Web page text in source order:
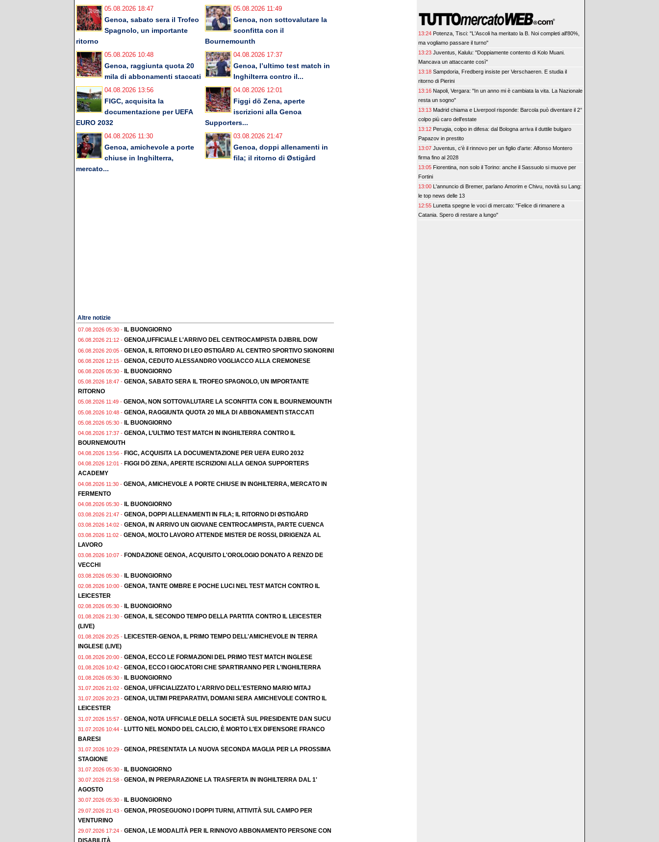
05.08.2026 18:47
Genoa, sabato sera il Trofeo
Spagnolo, un importante
ritorno
05.08.2026 11:49
Genoa, non sottovalutare la
sconfitta con il
Bournemounth
05.08.2026 10:48
Genoa, raggiunta quota 20
mila di abbonamenti staccati
04.08.2026 17:37
Genoa, l’ultimo test match in
Inghilterra contro il...
04.08.2026 13:56
FIGC, acquisita la
documentazione per UEFA
EURO 2032
04.08.2026 12:01
Figgi dö Zena, aperte
iscrizioni alla Genoa
Supporters...
04.08.2026 11:30
Genoa, amichevole a porte
chiuse in Inghilterra,
mercato...
03.08.2026 21:47
Genoa, doppi allenamenti in
fila; il ritorno di Østigård
Altre notizie
07.08.2026 05:30 - IL BUONGIORNO
06.08.2026 21:12 - GENOA,UFFICIALE L'ARRIVO DEL CENTROCAMPISTA DJIBRIL DOW
06.08.2026 20:05 - GENOA, IL RITORNO DI LEO ØSTIGÅRD AL CENTRO SPORTIVO SIGNORINI
06.08.2026 12:15 - GENOA, CEDUTO ALESSANDRO VOGLIACCO ALLA CREMONESE
06.08.2026 05:30 - IL BUONGIORNO
05.08.2026 18:47 - GENOA, SABATO SERA IL TROFEO SPAGNOLO, UN IMPORTANTE
RITORNO
05.08.2026 11:49 - GENOA, NON SOTTOVALUTARE LA SCONFITTA CON IL BOURNEMOUNTH
05.08.2026 10:48 - GENOA, RAGGIUNTA QUOTA 20 MILA DI ABBONAMENTI STACCATI
05.08.2026 05:30 - IL BUONGIORNO
04.08.2026 17:37 - GENOA, L’ULTIMO TEST MATCH IN INGHILTERRA CONTRO IL
BOURNEMOUTH
04.08.2026 13:56 - FIGC, ACQUISITA LA DOCUMENTAZIONE PER UEFA EURO 2032
04.08.2026 12:01 - FIGGI DÖ ZENA, APERTE ISCRIZIONI ALLA GENOA SUPPORTERS
ACADEMY
04.08.2026 11:30 - GENOA, AMICHEVOLE A PORTE CHIUSE IN INGHILTERRA, MERCATO IN
FERMENTO
04.08.2026 05:30 - IL BUONGIORNO
03.08.2026 21:47 - GENOA, DOPPI ALLENAMENTI IN FILA; IL RITORNO DI ØSTIGÅRD
03.08.2026 14:02 - GENOA, IN ARRIVO UN GIOVANE CENTROCAMPISTA, PARTE CUENCA
03.08.2026 11:02 - GENOA, MOLTO LAVORO ATTENDE MISTER DE ROSSI, DIRIGENZA AL
LAVORO
03.08.2026 10:07 - FONDAZIONE GENOA, ACQUISITO L'OROLOGIO DONATO A RENZO DE
VECCHI
03.08.2026 05:30 - IL BUONGIORNO
02.08.2026 10:00 - GENOA, TANTE OMBRE E POCHE LUCI NEL TEST MATCH CONTRO IL
LEICESTER
02.08.2026 05:30 - IL BUONGIORNO
01.08.2026 21:30 - GENOA, IL SECONDO TEMPO DELLA PARTITA CONTRO IL LEICESTER
(LIVE)
01.08.2026 20:25 - LEICESTER-GENOA, IL PRIMO TEMPO DELL'AMICHEVOLE IN TERRA
INGLESE (LIVE)
01.08.2026 20:00 - GENOA, ECCO LE FORMAZIONI DEL PRIMO TEST MATCH INGLESE
01.08.2026 10:42 - GENOA, ECCO I GIOCATORI CHE SPARTIRANNO PER L'INGHILTERRA
01.08.2026 05:30 - IL BUONGIORNO
31.07.2026 21:02 - GENOA, UFFICIALIZZATO L'ARRIVO DELL'ESTERNO MARIO MITAJ
31.07.2026 20:23 - GENOA, ULTIMI PREPARATIVI, DOMANI SERA AMICHEVOLE CONTRO IL
LEICESTER
31.07.2026 15:57 - GENOA, NOTA UFFICIALE DELLA SOCIETÀ SUL PRESIDENTE DAN SUCU
31.07.2026 10:44 - LUTTO NEL MONDO DEL CALCIO, È MORTO L'EX DIFENSORE FRANCO
BARESI
31.07.2026 10:29 - GENOA, PRESENTATA LA NUOVA SECONDA MAGLIA PER LA PROSSIMA
STAGIONE
31.07.2026 05:30 - IL BUONGIORNO
30.07.2026 21:58 - GENOA, IN PREPARAZIONE LA TRASFERTA IN INGHILTERRA DAL 1'
AGOSTO
30.07.2026 05:30 - IL BUONGIORNO
29.07.2026 21:43 - GENOA, PROSEGUONO I DOPPI TURNI, ATTIVITÀ SUL CAMPO PER
VENTURINO
29.07.2026 17:24 - GENOA, LE MODALITÀ PER IL RINNOVO ABBONAMENTO PERSONE CON
DISABILITÀ
13:24 Potenza, Tisci: "L'Ascoli ha meritato la B. Noi completi all'80%,
ma vogliamo passare il turno"
13:23 Juventus, Kalulu: "Doppiamente contento di Kolo Muani.
Mancava un attaccante così"
13:18 Sampdoria, Fredberg insiste per Verschaeren. E studia il
ritorno di Pierini
13:16 Napoli, Vergara: "In un anno mi è cambiata la vita. La Nazionale
resta un sogno"
13:13 Madrid chiama e Liverpool risponde: Barcola può diventare il 2°
colpo più caro dell'estate
13:12 Perugia, colpo in difesa: dal Bologna arriva il duttile bulgaro
Papazov in prestito
13:07 Juventus, c'è il rinnovo per un figlio d'arte: Alfonso Montero
firma fino al 2028
13:05 Fiorentina, non solo il Torino: anche il Sassuolo si muove per
Fortini
13:00 L'annuncio di Bremer, parlano Amorim e Chivu, novità su Lang:
le top news delle 13
12:55 Lunetta spegne le voci di mercato: "Felice di rimanere a
Catania. Spero di restare a lungo"